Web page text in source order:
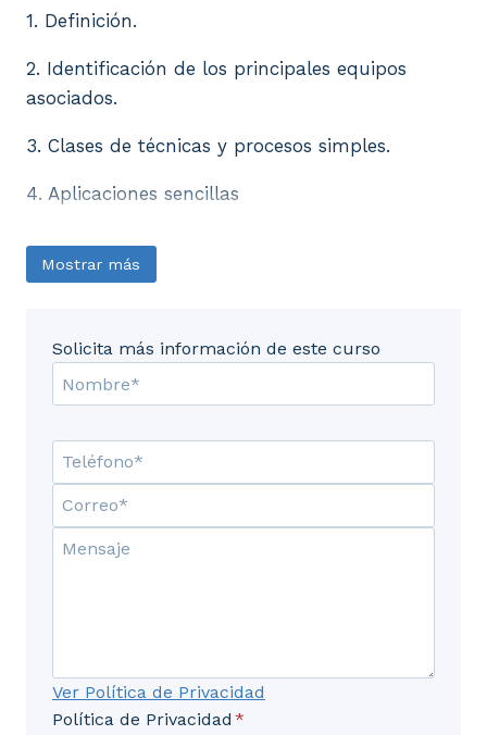
1. Definición.
2. Identificación de los principales equipos
asociados.
3. Clases de técnicas y procesos simples.
4. Aplicaciones sencillas
Mostrar más
Solicita más información de este curso
Ver Política de Privacidad
Política de Privacidad *